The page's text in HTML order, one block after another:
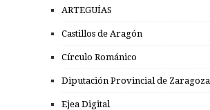
ARTEGUÍAS
Castillos de Aragón
Círculo Románico
Diputación Provincial de Zaragoza
Ejea Digital